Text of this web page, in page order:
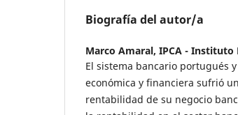
Biografía del autor/a
Marco Amaral, IPCA - Instituto
El sistema bancario portugués
económica y financiera sufrió
rentabilidad de su negocio